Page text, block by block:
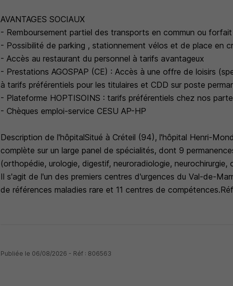
AVANTAGES SOCIAUX
- Remboursement partiel des transports en commun ou
- Possibilité de parking , stationnement vélos et de place en
- Accès au restaurant du personnel à tarifs avantageux
- Prestations AGOSPAP (CE) : Accès à une offre de loisirs
à tarifs préférentiels pour les titulaires et CDD sur poste
- Plateforme HOPTISOINS : tarifs préférentiels chez nos
- Chèques emploi-service CESU AP-HP
Description de l'hôpitalSitué à Créteil (94), l'hôpital Henri-
complète sur un large panel de spécialités, dont 9
(orthopédie, urologie, digestif, neuroradiologie, neurochirurgie,
Il s'agit de l'un des premiers centres d'urgences du Val-de-
de références maladies rare et 11 centres de
Publiée le 06/08/2026 - Réf : 806563